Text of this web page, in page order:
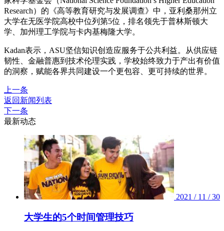
Research）的《高等教育研究与发展调查》中，亚利桑那州立
大学在无医学院高校中位列第5位，排名领先于普林斯顿大
学、加州理工学院与卡内基梅隆大学。
Kadan表示，ASU坚信知识创造应服务于公共利益。从供应链
韧性、金融普惠到技术伦理实践，学校始终致力于产出有价值
的洞察，赋能各界共同建设一个更包容、更可持续的世界。
上一条
返回新闻列表
下一条
最新动态
2021 / 11 / 30
大学生的5个时间管理技巧